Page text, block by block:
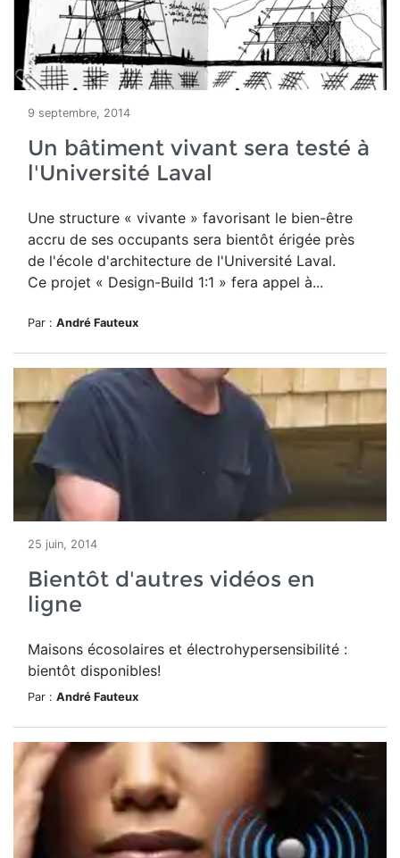
9 septembre, 2014
Un bâtiment vivant sera testé à
l'Université Laval
Une structure « vivante » favorisant le bien-être
accru de ses occupants sera bientôt érigée près
de l'école d'architecture de l'Université Laval.
Ce projet « Design-Build 1:1 » fera appel à...
Par : André Fauteux
25 juin, 2014
Bientôt d'autres vidéos en
ligne
Maisons écosolaires et électrohypersensibilité :
bientôt disponibles!
Par : André Fauteux